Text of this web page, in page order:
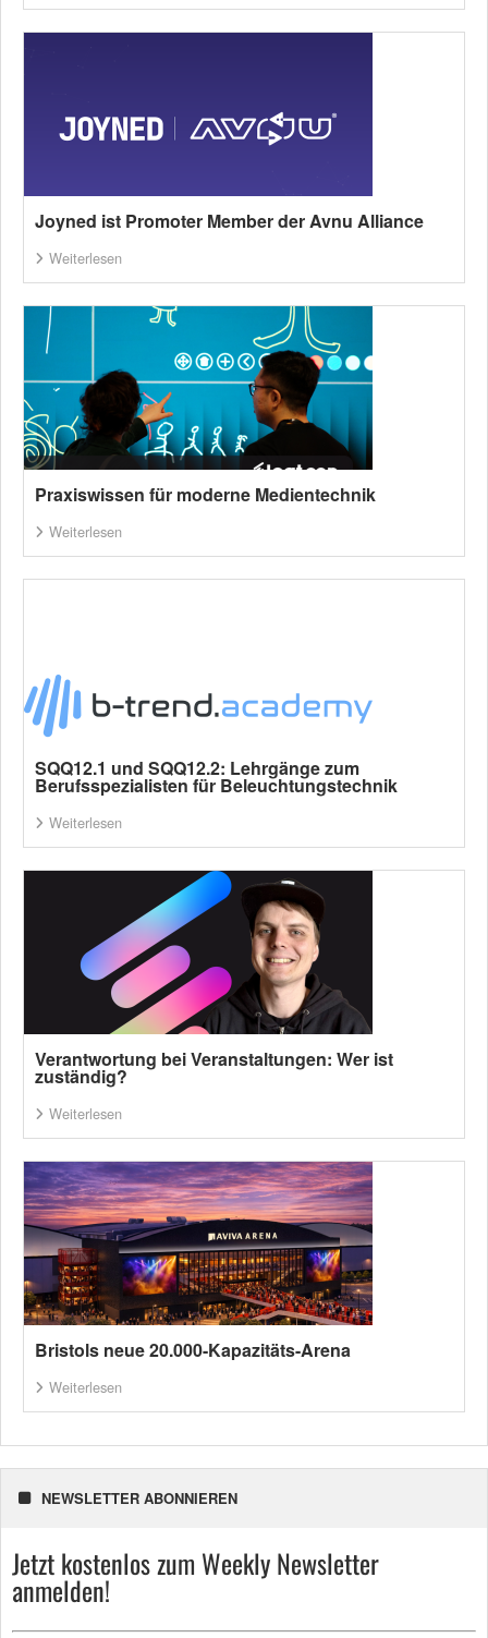
Joyned ist Promoter Member der Avnu Alliance
Weiterlesen
Praxiswissen für moderne Medientechnik
Weiterlesen
SQQ12.1 und SQQ12.2: Lehrgänge zum
Berufsspezialisten für Beleuchtungstechnik
Weiterlesen
Verantwortung bei Veranstaltungen: Wer ist
zuständig?
Weiterlesen
Bristols neue 20.000-Kapazitäts-Arena
Weiterlesen
NEWSLETTER ABONNIEREN
Jetzt kostenlos zum Weekly Newsletter
anmelden!